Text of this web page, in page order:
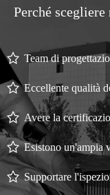
Perché scegliere
Team di
Eccellente qualità
Avere la
Esistono un'ampia
Supportare